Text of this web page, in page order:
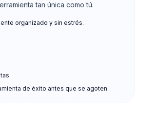
tan única como tú.
organizado y sin estrés.
de éxito antes que se agoten.